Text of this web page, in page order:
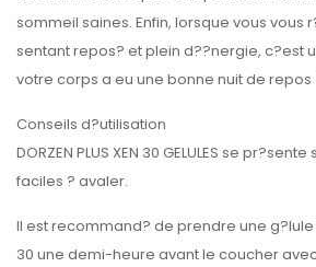
sommeil saines. Enfin, lorsque vous vous
sentant repos? et plein d??nergie, c?est
votre corps a eu une bonne nuit de repos
Conseils d?utilisation
DORZEN PLUS XEN 30 GELULES se
faciles ? avaler.
Il est recommand? de prendre une g?lule
30 une demi-heure avant le coucher